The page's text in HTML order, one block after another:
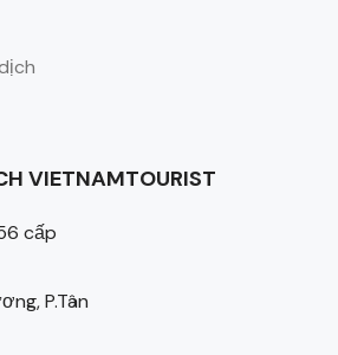
VIETNAMTOURIST
cấp
P.Tân